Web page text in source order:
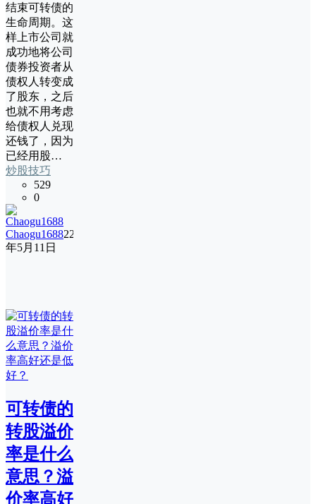
结束可转债的
生命周期。这
样上市公司就
成功地将公司
债券投资者从
债权人转变成
了股东，之后
也就不用考虑
给债权人兑现
还钱了，因为
已经用股…
炒股技巧
529
0
Chaogu168822
年5月11日
可转债的
转股溢价
率是什么
意思？溢
价率高好